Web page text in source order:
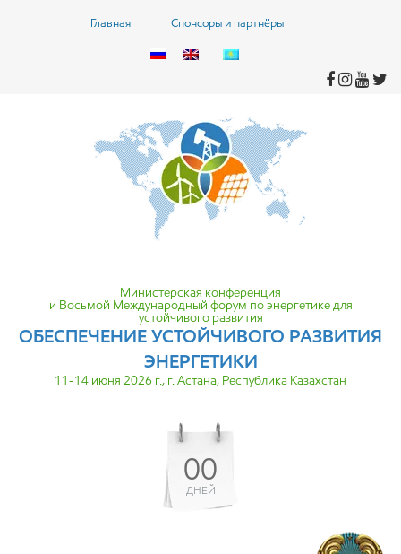
Главная Спонсоры и партнёры
Министерская конференция
и Восьмой Международный форум по энергетике для
устойчивого развития
ОБЕСПЕЧЕНИЕ УСТОЙЧИВОГО РАЗВИТИЯ
ЭНЕРГЕТИКИ
11-14 июня 2026 г., г. Астана, Республика Казахстан
00
ДНЕЙ